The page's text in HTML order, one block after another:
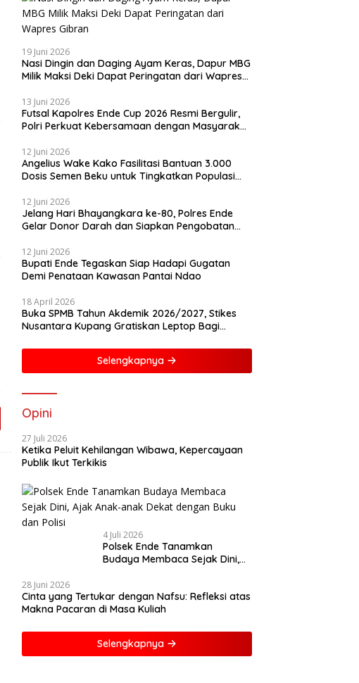
19 Juni 2026
Nasi Dingin dan Daging Ayam Keras, Dapur MBG
Milik Maksi Deki Dapat Peringatan dari Wapres
13 Juni 2026
Futsal Kapolres Ende Cup 2026 Resmi Bergulir,
Polri Perkuat Kebersamaan dengan Masyarakat
12 Juni 2026
Angelius Wake Kako Fasilitasi Bantuan 3.000
Dosis Semen Beku untuk Tingkatkan Populasi
12 Juni 2026
Jelang Hari Bhayangkara ke-80, Polres Ende
Gelar Donor Darah dan Siapkan Pengobatan
12 Juni 2026
Bupati Ende Tegaskan Siap Hadapi Gugatan
Demi Penataan Kawasan Pantai Ndao
18 April 2026
Buka SPMB Tahun Akdemik 2026/2027, Stikes
Nusantara Kupang Gratiskan Leptop Bagi
Selengkapnya
Opini
27 Juli 2026
Ketika Peluit Kehilangan Wibawa, Kepercayaan
Publik Ikut Terkikis
4 Juli 2026
Polsek Ende Tanamkan
Budaya Membaca Sejak Dini,
28 Juni 2026
Cinta yang Tertukar dengan Nafsu: Refleksi atas
Makna Pacaran di Masa Kuliah
Selengkapnya